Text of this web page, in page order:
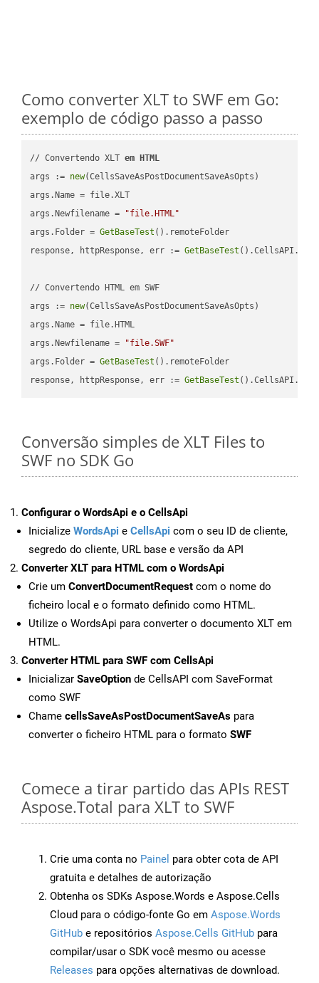
Como converter XLT to SWF em Go:
exemplo de código passo a passo
// Convertendo XLT em
HTML
args := new(CellsSaveAsPostDocumentSaveAsOpts)
args.Name = file.XLT
args.Newfilename =
"file.HTML"
args.Folder = GetBaseTest ().remoteFolder
response, httpResponse, err := GetBaseTest ().CellsAPI.
// Convertendo HTML em SWF
args := new(CellsSaveAsPostDocumentSaveAsOpts)
args.Name = file.HTML
args.Newfilename =
"file.SWF"
args.Folder = GetBaseTest ().remoteFolder
response, httpResponse, err := GetBaseTest ().CellsAPI.
Conversão simples de XLT Files to
SWF no SDK Go
Configurar o WordsApi e o CellsApi
Inicialize WordsApi e CellsApi com o seu ID de cliente,
segredo do cliente, URL base e versão da API
Converter XLT para HTML com o WordsApi
Crie um ConvertDocumentRequest com o nome do
ficheiro local e o formato definido como HTML.
Utilize o WordsApi para converter o documento XLT em
HTML.
Converter HTML para SWF com CellsApi
Inicializar SaveOption de CellsAPI com SaveFormat
como SWF
Chame cellsSaveAsPostDocumentSaveAs para
converter o ficheiro HTML para o formato SWF
Comece a tirar partido das APIs REST
Aspose.Total para XLT to SWF
Crie uma conta no Painel para obter cota de API
gratuita e detalhes de autorização
Obtenha os SDKs Aspose.Words e Aspose.Cells
Cloud para o código-fonte Go em Aspose.Words
GitHub e repositórios Aspose.Cells GitHub para
compilar/usar o SDK você mesmo ou acesse
Releases para opções alternativas de download.